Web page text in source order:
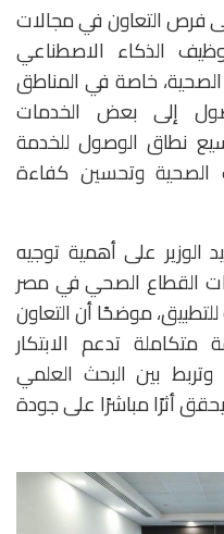
فرص التعاون في مجالات
الذكاء الاصطناعي
خاصة في المناطق
إلى بعض الخدمات
نطاق الوصول للخدمة
وتحسين كفاءة
الوزير على أهمية توجيه
القطاع الصحي في مصر
للتطبيق، موضحًا أن التعاون
تدعم الابتكار
وتربط بين البحث العلمي
أثرًا مباشرًا على جودة